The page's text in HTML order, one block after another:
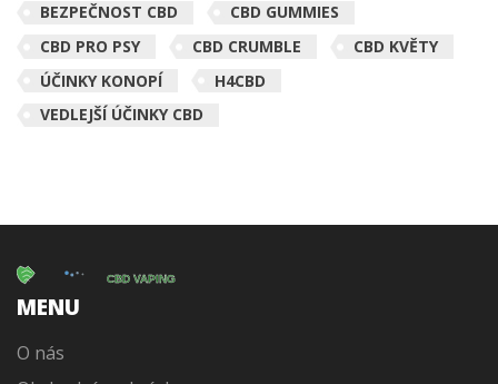
BEZPEČNOST CBD
CBD GUMMIES
CBD PRO PSY
CBD CRUMBLE
CBD KVĚTY
ÚČINKY KONOPÍ
H4CBD
VEDLEJŠÍ ÚČINKY CBD
MENU
O nás